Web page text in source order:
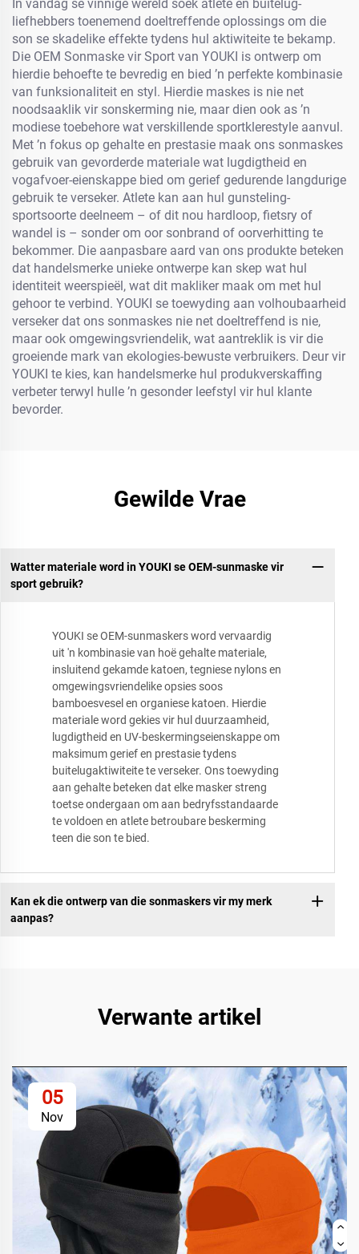
In vandag se vinnige wêreld soek atlete en buitelug-
liefhebbers toenemend doeltreffende oplossings om die
son se skadelike effekte tydens hul aktiwiteite te bekamp.
Die OEM Sonmaske vir Sport van YOUKI is ontwerp om
hierdie behoefte te bevredig en bied ’n perfekte kombinasie
van funksionaliteit en styl. Hierdie maskes is nie net
noodsaaklik vir sonskerming nie, maar dien ook as ’n
modiese toebehore wat verskillende sportklerestyle aanvul.
Met ’n fokus op gehalte en prestasie maak ons sonmaskes
gebruik van gevorderde materiale wat lugdigtheid en
vogafvoer-eienskappe bied om gerief gedurende langdurige
gebruik te verseker. Atlete kan aan hul gunsteling-
sportsoorte deelneem – of dit nou hardloop, fietsry of
wandel is – sonder om oor sonbrand of oorverhitting te
bekommer. Die aanpasbare aard van ons produkte beteken
dat handelsmerke unieke ontwerpe kan skep wat hul
identiteit weerspieël, wat dit makliker maak om met hul
gehoor te verbind. YOUKI se toewyding aan volhoubaarheid
verseker dat ons sonmaskes nie net doeltreffend is nie,
maar ook omgewingsvriendelik, wat aantreklik is vir die
groeiende mark van ekologies-bewuste verbruikers. Deur vir
YOUKI te kies, kan handelsmerke hul produkverskaffing
verbeter terwyl hulle ’n gesonder leefstyl vir hul klante
bevorder.
Gewilde Vrae
Watter materiale word in YOUKI se OEM-sunmaske vir
sport gebruik?
YOUKI se OEM-sunmaskers word vervaardig
uit 'n kombinasie van hoë gehalte materiale,
insluitend gekamde katoen, tegniese nylons en
omgewingsvriendelike opsies soos
bamboesvesel en organiese katoen. Hierdie
materiale word gekies vir hul duurzaamheid,
lugdigtheid en UV-beskermingseienskappe om
maksimum gerief en prestasie tydens
buitelugaktiwiteite te verseker. Ons toewyding
aan gehalte beteken dat elke masker streng
toetse ondergaan om aan bedryfsstandaarde
te voldoen en atlete betroubare beskerming
teen die son te bied.
Kan ek die ontwerp van die sonmaskers vir my merk
aanpas?
Verwante artikel
05
Nov